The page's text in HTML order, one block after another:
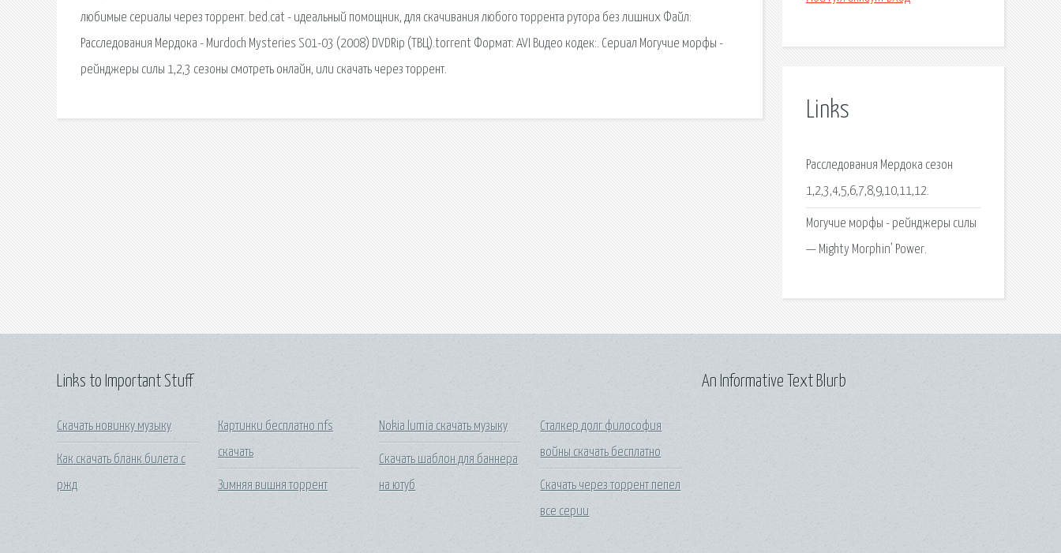
любимые сериалы через торрент. bed.cat - идеальный помощник, для скачивания любого торрента рутора без лишних Файл:
Расследования Мердока - Murdoch Mysteries S01-03 (2008) DVDRip (ТВЦ).torrent Формат: AVI Видео кодек:. Сериал Могучие морфы -
рейнджеры силы 1,2,3 сезоны смотреть онлайн, или скачать через торрент.
Links
Расследования Мердока сезон
1,2,3,4,5,6,7,8,9,10,11,12.
Могучие морфы - рейнджеры силы
— Mighty Morphin’ Power.
Links to Important Stuff
Скачать новинку музыку
Как скачать бланк билета с
ржд
Картинки бесплатно nfs
скачать
Зимняя вишня торрент
Nokia lumia скачать музыку
Скачать шаблон для баннера
на ютуб
Сталкер долг философия
войны скачать бесплатно
Скачать через торрент пепел
все серии
An Informative Text Blurb